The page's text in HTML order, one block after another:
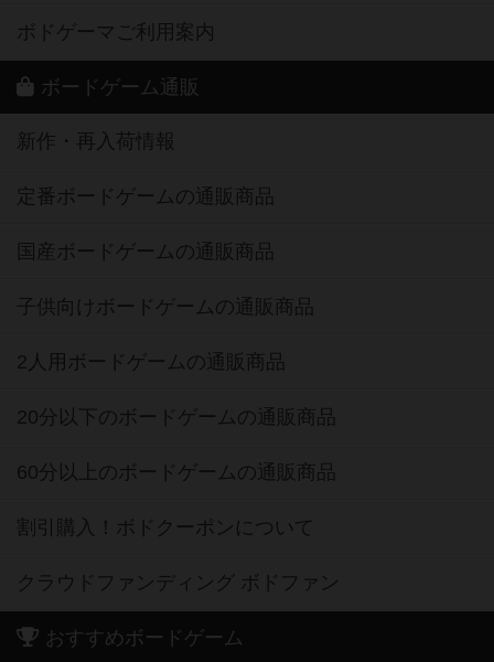
ボドゲーマご利用案内
ボードゲーム通販
新作・再入荷情報
定番ボードゲームの通販商品
国産ボードゲームの通販商品
子供向けボードゲームの通販商品
2人用ボードゲームの通販商品
20分以下のボードゲームの通販商品
60分以上のボードゲームの通販商品
割引購入！ボドクーポンについて
クラウドファンディング ボドファン
おすすめボードゲーム